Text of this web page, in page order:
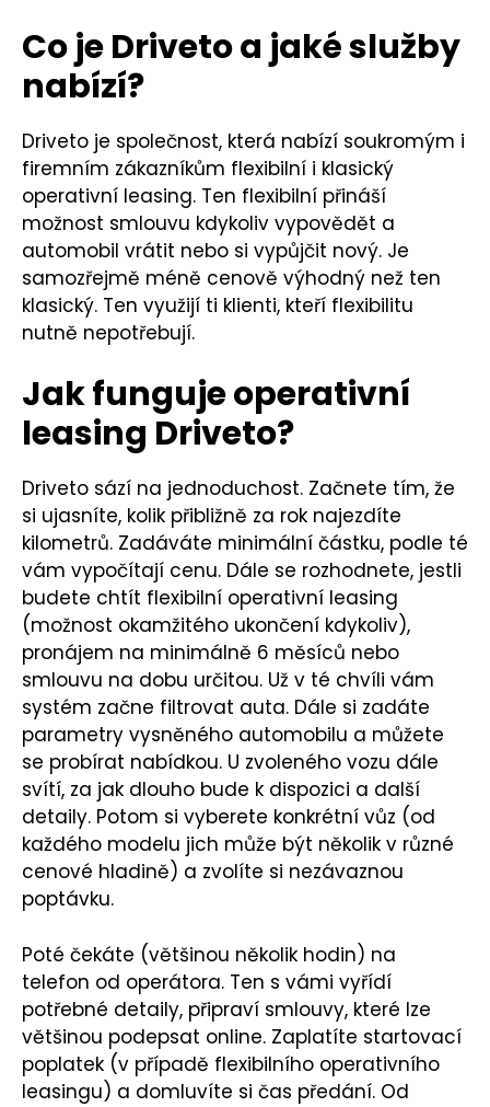
Co je Driveto a jaké služby
nabízí?
Driveto je společnost, která nabízí soukromým i
firemním zákazníkům flexibilní i klasický
operativní leasing. Ten flexibilní přináší
možnost smlouvu kdykoliv vypovědět a
automobil vrátit nebo si vypůjčit nový. Je
samozřejmě méně cenově výhodný než ten
klasický. Ten využijí ti klienti, kteří flexibilitu
nutně nepotřebují.
Jak funguje operativní
leasing Driveto?
Driveto sází na jednoduchost. Začnete tím, že
si ujasníte, kolik přibližně za rok najezdíte
kilometrů. Zadáváte minimální částku, podle té
vám vypočítají cenu. Dále se rozhodnete, jestli
budete chtít flexibilní operativní leasing
(možnost okamžitého ukončení kdykoliv),
pronájem na minimálně 6 měsíců nebo
smlouvu na dobu určitou. Už v té chvíli vám
systém začne filtrovat auta. Dále si zadáte
parametry vysněného automobilu a můžete
se probírat nabídkou. U zvoleného vozu dále
svítí, za jak dlouho bude k dispozici a další
detaily. Potom si vyberete konkrétní vůz (od
každého modelu jich může být několik v různé
cenové hladině) a zvolíte si nezávaznou
poptávku.
Poté čekáte (většinou několik hodin) na
telefon od operátora. Ten s vámi vyřídí
potřebné detaily, připraví smlouvy, které lze
většinou podepsat online. Zaplatíte startovací
poplatek (v případě flexibilního operativního
leasingu) a domluvíte si čas předání. Od